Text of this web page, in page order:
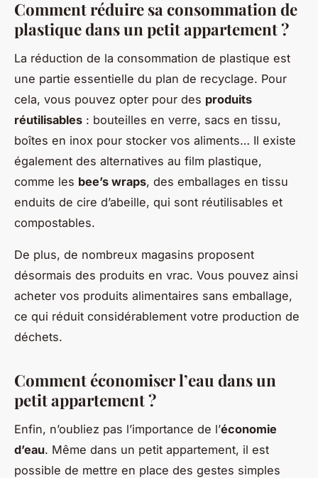
Comment réduire sa consommation de
plastique dans un petit appartement ?
La réduction de la consommation de plastique est
une partie essentielle du plan de recyclage. Pour
cela, vous pouvez opter pour des produits
réutilisables : bouteilles en verre, sacs en tissu,
boîtes en inox pour stocker vos aliments… Il existe
également des alternatives au film plastique,
comme les bee’s wraps, des emballages en tissu
enduits de cire d’abeille, qui sont réutilisables et
compostables.
De plus, de nombreux magasins proposent
désormais des produits en vrac. Vous pouvez ainsi
acheter vos produits alimentaires sans emballage,
ce qui réduit considérablement votre production de
déchets.
Comment économiser l’eau dans un
petit appartement ?
Enfin, n’oubliez pas l’importance de l’économie
d’eau. Même dans un petit appartement, il est
possible de mettre en place des gestes simples